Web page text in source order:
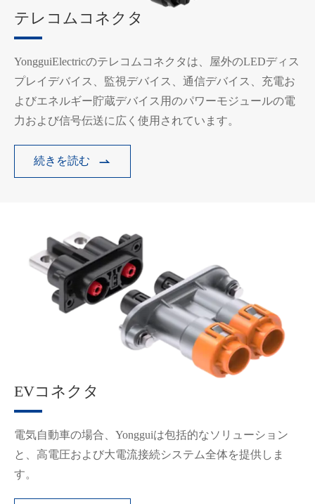
テレコムコネクタ
YongguiElectricのテレコムコネクタは、屋外のLEDディス
プレイデバイス、監視デバイス、通信デバイス、充電お
よびエネルギー貯蔵デバイス用のパワーモジュールの電
力および信号伝送に広く使用されています。
続きを読む 
EVコネクタ
電気自動車の場合、Yongguiは包括的なソリューション
と、高電圧および大電流接続システム全体を提供しま
す。
在线咨询